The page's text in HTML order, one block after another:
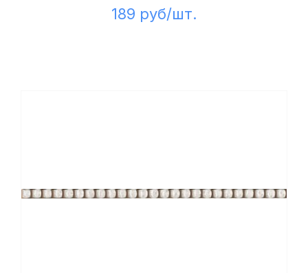
189 руб/шт.